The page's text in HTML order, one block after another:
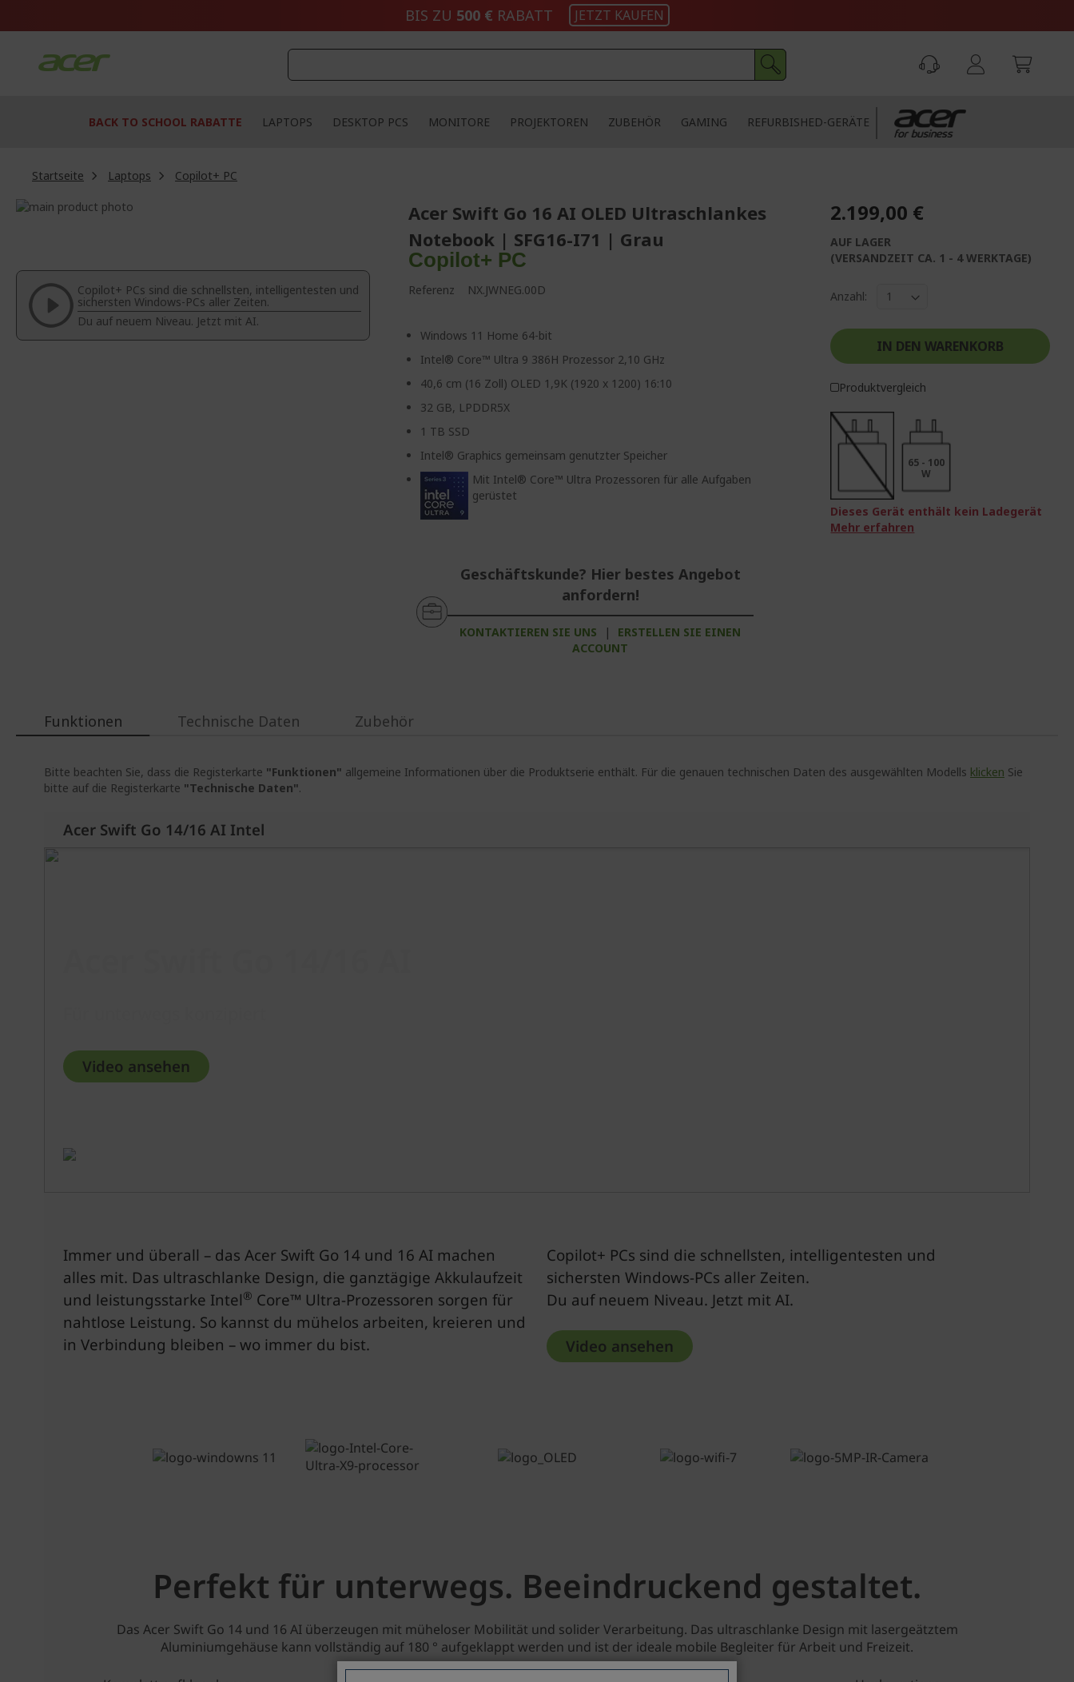
BIS ZU 500 € RABATT JETZT KAUFEN
BACK TO SCHOOL RABATTE LAPTOPS DESKTOP PCS MONITORE PROJEKTOREN ZUBEHÖR GAMING REFURBISHED-GERÄTE
Startseite Laptops
Copilot+ PC
Zum
springen
Bildgalerie
springen
Copilot+ PCs sind die schnellsten, intelligentesten und
sichersten Windows-PCs aller Zeiten.
Du auf neuem Niveau. Jetzt mit AI.
Acer Swift Go 16 AI OLED Ultraschlankes
Notebook | SFG16-I71 | Grau
Copilot+ PC
Referenz NX.JWNEG.00D
Windows 11 Home 64-bit
Intel® Core™ Ultra 9 386H Prozessor 2,10 GHz
40,6 cm (16 Zoll) OLED 1,9K (1920 x 1200) 16:10
32 GB, LPDDR5X
1 TB SSD
Intel® Graphics gemeinsam genutzter Speicher
Mit Intel® Core™ Ultra Prozessoren für alle Aufgaben
gerüstet
Geschäftskunde? Hier bestes Angebot
anfordern!
KONTAKTIEREN SIE UNS |
ERSTELLEN SIE EINEN
ACCOUNT
2.199,00 €
AUF LAGER
(VERSANDZEIT CA. 1 - 4 WERKTAGE)
Anzahl:
IN DEN WARENKORB
Produktvergleich
65 - 100
W
Dieses Gerät enthält kein Ladegerät
Mehr erfahren
Funktionen
Bitte beachten Sie, dass die Registerkarte "Funktionen" allgemeine Informationen über die Produktserie enthält. Für die genauen technischen Daten des ausgewählten Modells klicken Sie
bitte auf die Registerkarte "Technische Daten".
Technische Daten Zubehör